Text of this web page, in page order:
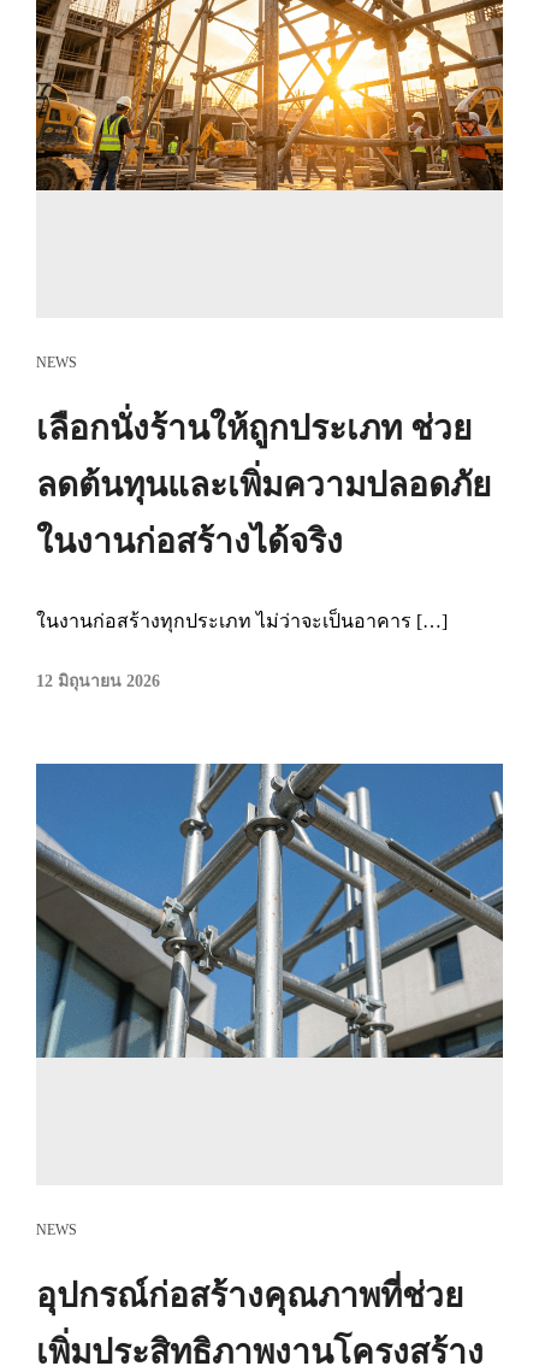
NEWS
เลือกนั่งร้านให้ถูกประเภท ช่วย
ลดต้นทุนและเพิ่มความปลอดภัย
ในงานก่อสร้างได้จริง
ในงานก่อสร้างทุกประเภท ไม่ว่าจะเป็นอาคาร […]
12 มิถุนายน 2026
NEWS
อุปกรณ์ก่อสร้างคุณภาพที่ช่วย
เพิ่มประสิทธิภาพงานโครงสร้าง